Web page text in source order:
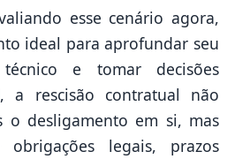
esse cenário agora,
ideal para aprofundar seu
técnico e tomar decisões
a rescisão contratual não
o desligamento em si, mas
legais, prazos